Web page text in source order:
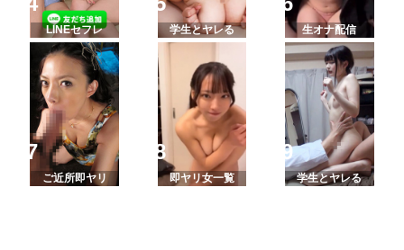
LINEセフレ 学生とヤレる 生オナ配信
ご近所即ヤリ 即ヤリ女一覧 学生とヤレる